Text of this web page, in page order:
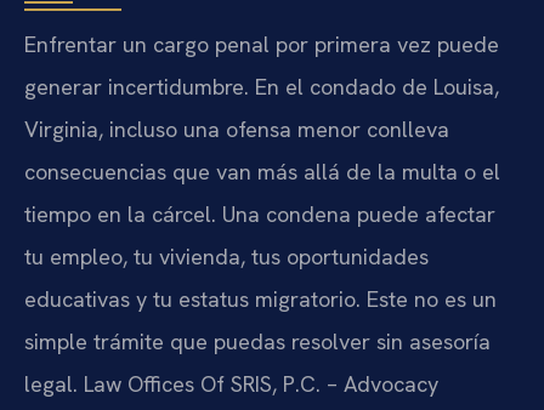
Enfrentar un cargo penal por primera vez puede
generar incertidumbre. En el condado de Louisa,
Virginia, incluso una ofensa menor conlleva
consecuencias que van más allá de la multa o el
tiempo en la cárcel. Una condena puede afectar
tu empleo, tu vivienda, tus oportunidades
educativas y tu estatus migratorio. Este no es un
simple trámite que puedas resolver sin asesoría
legal. Law Offices Of SRIS, P.C. – Advocacy